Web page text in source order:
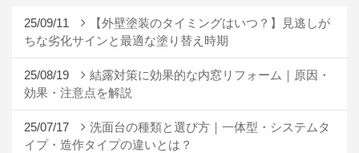
25/09/11
【外壁塗装のタイミングはいつ？】見逃しが
ちな劣化サインと最適な塗り替え時期
25/08/19
結露対策に効果的な内窓リフォーム｜原因・
効果・注意点を解説
25/07/17
洗面台の種類と選び方｜一体型・システムタ
イプ・造作タイプの違いとは？